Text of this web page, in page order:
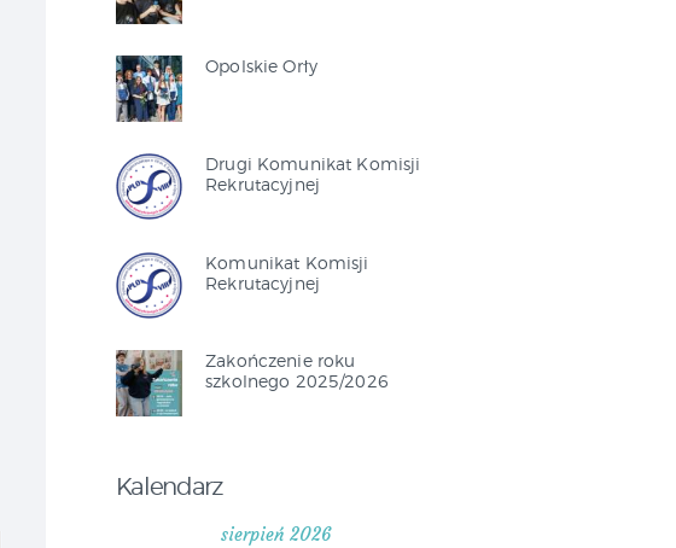
Opolskie Orły
Drugi Komunikat Komisji
Rekrutacyjnej
Komunikat Komisji
Rekrutacyjnej
Zakończenie roku
szkolnego 2025/2026
Kalendarz
sierpień 2026